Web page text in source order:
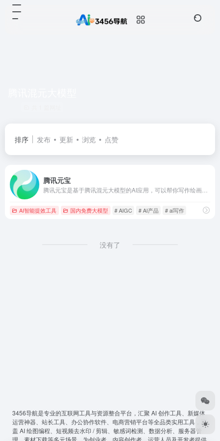
排序 发布 更新 浏览 点赞
腾讯元宝
AI智能提效工具 国内免费大模型 # AIGC # AI产品 # ai写作
没有了
3456导航是专业的互联网工具与资源整合平台，汇聚 AI 创作工具、新媒体
运营神器、站长工具、办公协作软件、电商营销平台等全品类实用工具，覆
盖 AI 绘图编程、短视频去水印 / 剪辑、敏感词检测、数据分析、服务器管
理、素材下载等多元场景，为创业者、内容创作者、运营人员及开发者提供